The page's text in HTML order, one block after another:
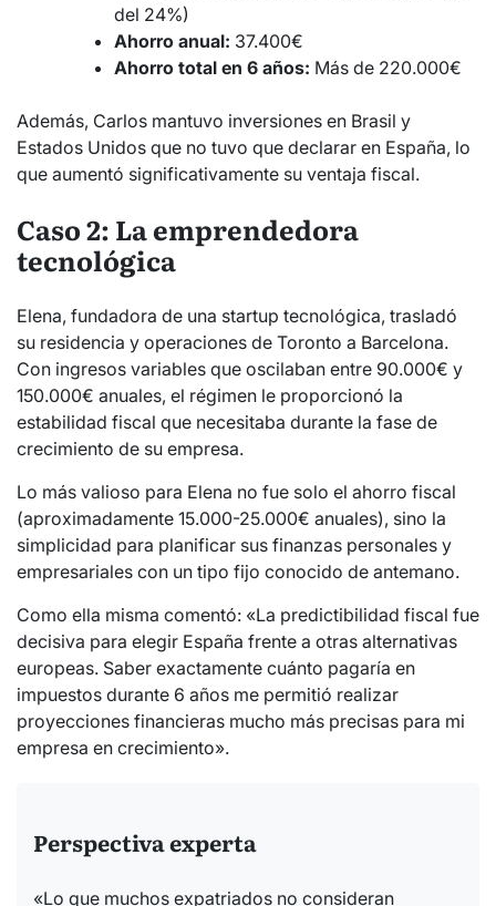
del 24%)
Ahorro anual: 37.400€
Ahorro total en 6 años: Más de 220.000€
Además, Carlos mantuvo inversiones en Brasil y
Estados Unidos que no tuvo que declarar en España, lo
que aumentó significativamente su ventaja fiscal.
Caso 2: La emprendedora
tecnológica
Elena, fundadora de una startup tecnológica, trasladó
su residencia y operaciones de Toronto a Barcelona.
Con ingresos variables que oscilaban entre 90.000€ y
150.000€ anuales, el régimen le proporcionó la
estabilidad fiscal que necesitaba durante la fase de
crecimiento de su empresa.
Lo más valioso para Elena no fue solo el ahorro fiscal
(aproximadamente 15.000-25.000€ anuales), sino la
simplicidad para planificar sus finanzas personales y
empresariales con un tipo fijo conocido de antemano.
Como ella misma comentó: «La predictibilidad fiscal fue
decisiva para elegir España frente a otras alternativas
europeas. Saber exactamente cuánto pagaría en
impuestos durante 6 años me permitió realizar
proyecciones financieras mucho más precisas para mi
empresa en crecimiento».
Perspectiva experta
«Lo que muchos expatriados no consideran